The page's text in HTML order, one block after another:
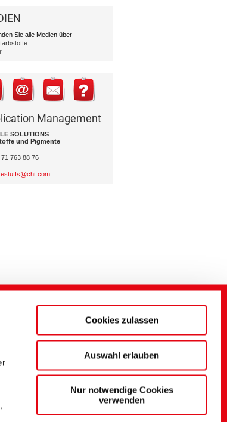
Cookies zulassen
Auswahl erlauben
Nur notwendige Cookies
verwenden
Sie alle Medien über
Management
SOLUTIONS
und Pigmente
71 763 88 76